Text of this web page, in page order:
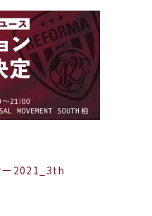
ー2021_3th